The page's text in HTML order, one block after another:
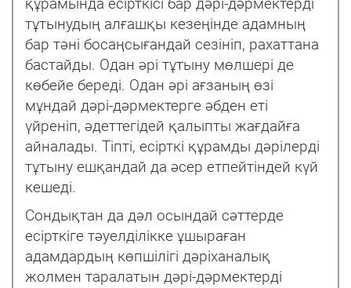
құрамында есірткісі бар дəрі-дəрмектерді
тұтынудың алғашқы кезеңінде адамның
бар тəні босаңсығандай сезініп, рахаттана
бастайды. Одан əрі тұтыну мөлшері де
көбейе береді. Одан əрі ағзаның өзі
мұндай дəрі-дəрмектерге əбден еті
үйреніп, əдеттегідей қалыпты жағдайға
айналады. Тіпті, есірткі құрамды дəрілерді
тұтыну ешқандай да əсер етпейтіндей күй
кешеді.
Сондықтан да дəл осындай сəттерде
есірткіге тəуелділікке ұшыраған
адамдардың көпшілігі дəріханалық
жолмен таралатын дəрі-дəрмектерді